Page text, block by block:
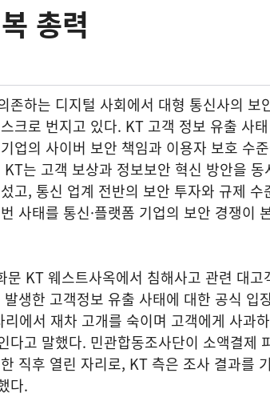
총력
존하는 디지털 사회에서 대형 통신사의 보
크로 번지고 있다. KT 고객 정보 유출 사
업의 사이버 보안 책임과 이용자 보호 수
는 고객 보상과 정보보안 혁신 방안을
고, 통신 업계 전반의 보안 투자와 규제
사태를 통신·플랫폼 기업의 보안 경쟁이
문 KT 웨스트사옥에서 침해사고 관련 대
생한 고객정보 유출 사태에 대한 공식 입
에서 재차 고개를 숙이며 고객에게 사과
다고 말했다. 민관합동조사단이 소액결제
직후 열린 자리로, KT 측은 조사 결과를
다.